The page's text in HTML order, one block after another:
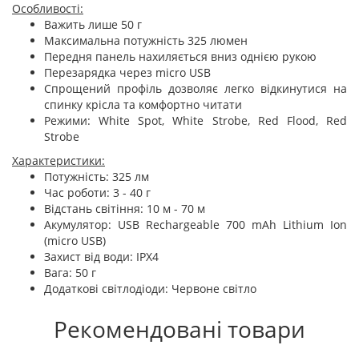
Особливості:
Важить лише 50 г
Максимальна потужність 325 люмен
Передня панель нахиляється вниз однією рукою
Перезарядка через micro USB
Спрощений профіль дозволяє легко відкинутися на
спинку крісла та комфортно читати
Режими: White Spot, White Strobe, Red Flood, Red
Strobe
Характеристики:
Потужність: 325 лм
Час роботи: 3 - 40 г
Відстань світіння: 10 м - 70 м
Акумулятор: USB Rechargeable 700 mAh Lithium Ion
(micro USB)
Захист від води: IPX4
Вага: 50 г
Додаткові світлодіоди: Червоне світло
Рекомендовані товари